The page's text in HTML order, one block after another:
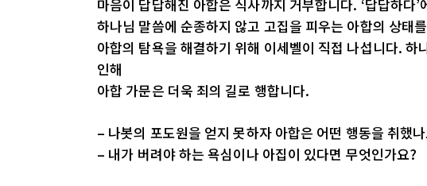
마음이 답답해진 아합은 식사까지 거부합니다. ‘답답하다’
하나님 말씀에 순종하지 않고 고집을 피우는 아합의 상
아합의 탐욕을 해결하기 위해 이세벨이 직접 나섭니다.
인해
아합 가문은 더욱 죄의 길로 행합니다.
– 나봇의 포도원을 얻지 못하자 아합은 어떤 행동을 취했
– 내가 버려야 하는 욕심이나 아집이 있다면 무엇인가요?